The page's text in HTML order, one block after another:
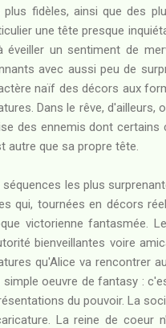
plus fidèles, ainsi que des
une tête presque
éveiller un sentiment de
avec aussi peu de
naïf des décors aux
Dans le rêve, d'ailleurs,
des ennemis dont certains
autre que sa propre tête.
séquences les plus
qui, tournées en décors
victorienne fantasmée.
bienveillantes voire
qu'Alice va rencontrer
simple oeuvre de fantasy :
du pouvoir. La
La reine de coeur